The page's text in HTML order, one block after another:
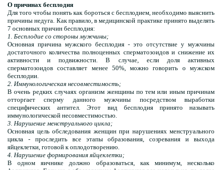
О причинах бесплодия
Для того чтобы понять как бороться с бесплодием, необходимо выяснить
причины недуга. Как правило, в медицинской практике принято выделять
7 основных причин бесплодия:
1. Бесплодие со стороны мужчины;
Основная причина мужского бесплодия - это отсутствие у мужчины
достаточного количества полноценных сперматозоидов и снижение их
активности и подвижности. В случае, если доля активных
сперматозоидов составляет менее 50%, можно говорить о мужском
бесплодии.
2. Иммунологическая несовместимость;
В очень редких случаях организм женщины по тем или иным причинам
отторгает сперму данного мужчины посредством выработки
специфических антител. Этот вид бесплодия принято называть
иммунологической несовместимостью.
3. Нарушение менструального цикла;
Основная цель обследования женщин при нарушениях менструального
цикла - проследить все этапы образования, созревания и выхода
яйцеклетки, готовой к оплодотворению.
4. Нарушение формирования яйцеклетки;
В одном яичнике должно образоваться, как минимум, несколько